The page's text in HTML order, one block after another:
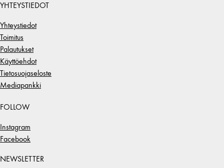
YHTEYSTIEDOT
Yhteystiedot
Toimitus
Palautukset
Käyttöehdot
Tietosuojaseloste
Mediapankki
FOLLOW
Instagram
Facebook
NEWSLETTER